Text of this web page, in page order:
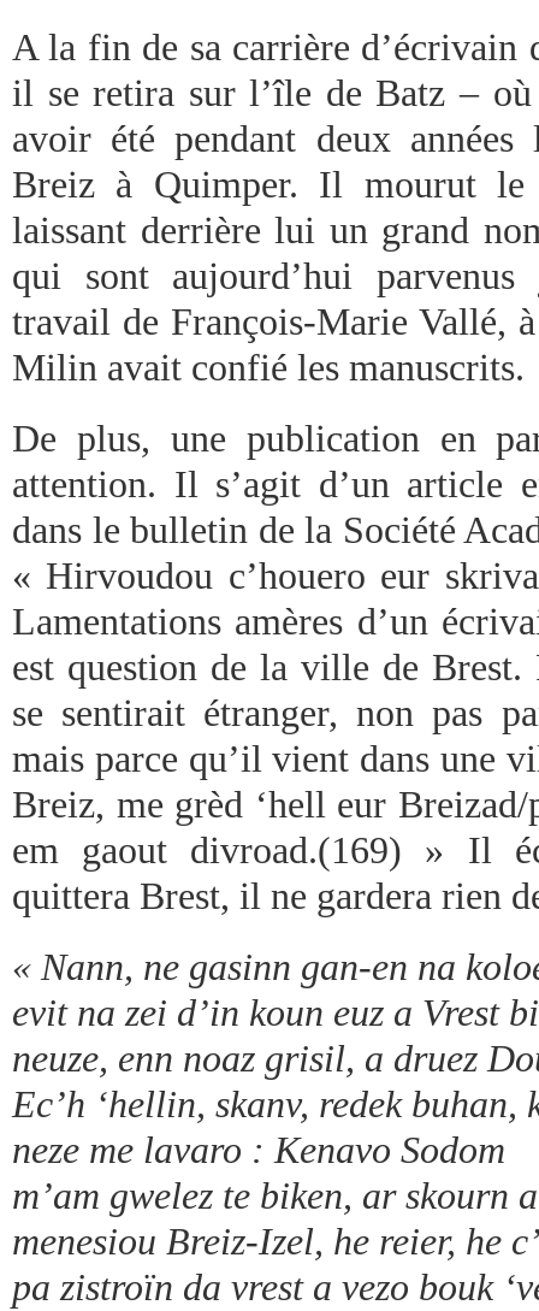
A la fin de sa carrière d’écrivain
il se retira sur l’île de Batz –
avoir été pendant deux
Breiz à Quimper. Il mourut le
laissant derrière lui un grand
qui sont aujourd’hui parvenus
travail de François-Marie Vallé,
Milin avait confié les manuscrits.
De plus, une publication en
attention. Il s’agit d’un article
dans le bulletin de la Société
« Hirvoudou c’houero eur
Lamentations amères d’un
est question de la ville de Brest.
se sentirait étranger, non pas
mais parce qu’il vient dans une
Breiz, me grèd ‘hell eur Breizad/
em gaout divroad.(169) » Il
quittera Brest, il ne gardera rien
« Nann, ne gasinn gan-en na
evit na zei d’in koun euz a Vrest
neuze, enn noaz grisil, a druez
Ec’h ‘hellin, skanv, redek buhan,
neze me lavaro : Kenavo Sodom
m’am gwelez te biken, ar skourn
menesiou Breiz-Izel, he reier, he
pa zistroïn da vrest a vezo bouk